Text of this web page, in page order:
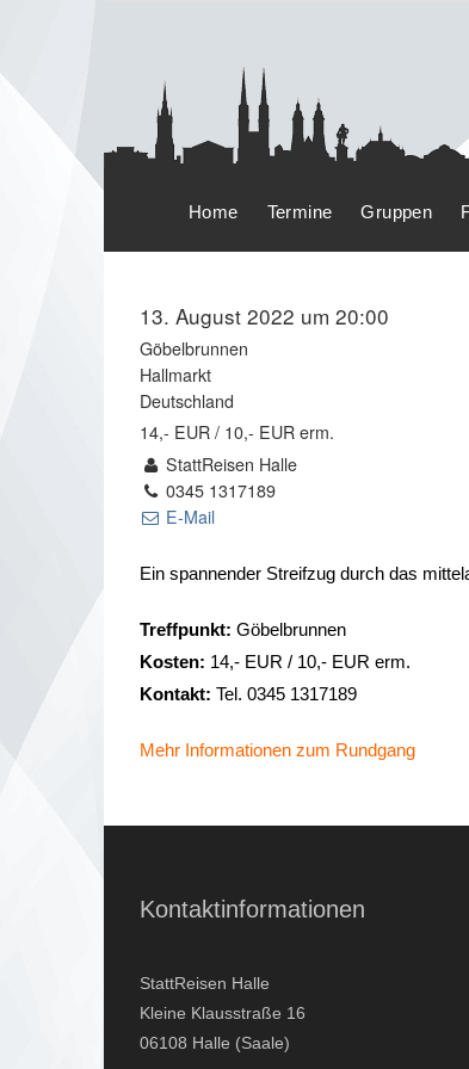
Home Termine Gruppen
13. August 2022 um 20:00
Göbelbrunnen
Hallmarkt
Deutschland
14,- EUR / 10,- EUR erm.
StattReisen Halle
0345 1317189
E-Mail
Ein spannender Streifzug durch das
Treffpunkt: Göbelbrunnen
Kosten: 14,- EUR / 10,- EUR erm.
Kontakt: Tel. 0345 1317189
Mehr Informationen zum Rundgang
Kontaktinformationen
StattReisen Halle
Kleine Klausstraße 16
06108 Halle (Saale)